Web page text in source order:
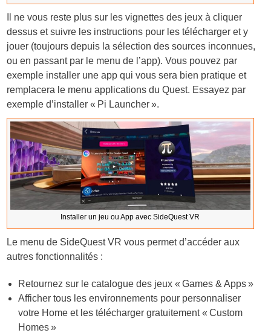
Il ne vous reste plus sur les vignettes des jeux à cliquer
dessus et suivre les instructions pour les télécharger et y
jouer (toujours depuis la sélection des sources inconnues,
ou en passant par le menu de l’app). Vous pouvez par
exemple installer une app qui vous sera bien pratique et
remplacera le menu applications du Quest. Essayez par
exemple d’installer « Pi Launcher ».
Installer un jeu ou App avec SideQuest VR
Le menu de SideQuest VR vous permet d’accéder aux
autres fonctionnalités :
Retournez sur le catalogue des jeux « Games & Apps »
Afficher tous les environnements pour personnaliser
votre Home et les télécharger gratuitement « Custom
Homes »